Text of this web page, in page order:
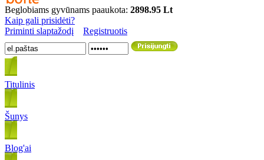
Beglobiams gyvūnams paaukota: 2898.95 Lt
Kaip gali prisidėti?
Priminti slaptažodį
Registruotis
Titulinis
Šunys
Blog'ai